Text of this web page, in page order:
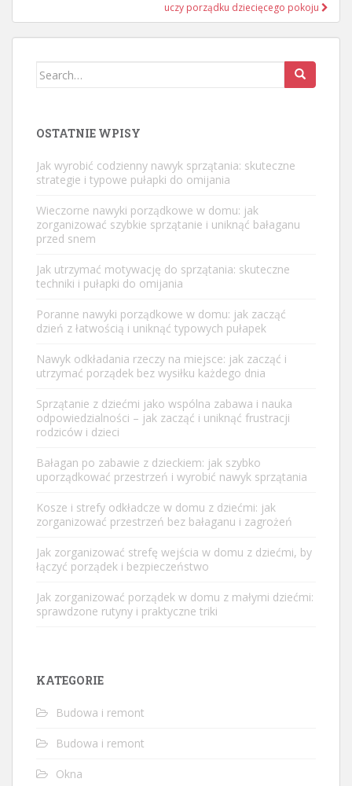
uczy porządku dziecięcego pokoju
Search
OSTATNIE WPISY
Jak wyrobić codzienny nawyk sprzątania: skuteczne
strategie i typowe pułapki do omijania
Wieczorne nawyki porządkowe w domu: jak
zorganizować szybkie sprzątanie i uniknąć bałaganu
przed snem
Jak utrzymać motywację do sprzątania: skuteczne
techniki i pułapki do omijania
Poranne nawyki porządkowe w domu: jak zacząć
dzień z łatwością i uniknąć typowych pułapek
Nawyk odkładania rzeczy na miejsce: jak zacząć i
utrzymać porządek bez wysiłku każdego dnia
Sprzątanie z dziećmi jako wspólna zabawa i nauka
odpowiedzialności – jak zacząć i uniknąć frustracji
rodziców i dzieci
Bałagan po zabawie z dzieckiem: jak szybko
uporządkować przestrzeń i wyrobić nawyk sprzątania
Kosze i strefy odkładcze w domu z dziećmi: jak
zorganizować przestrzeń bez bałaganu i zagrożeń
Jak zorganizować strefę wejścia w domu z dziećmi, by
łączyć porządek i bezpieczeństwo
Jak zorganizować porządek w domu z małymi dziećmi:
sprawdzone rutyny i praktyczne triki
KATEGORIE
Budowa i remont
Budowa i remont
Okna